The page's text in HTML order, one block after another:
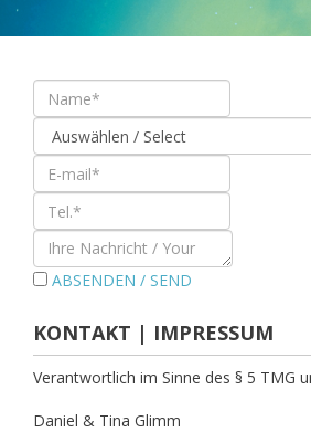
KONTAKTIERE UNS
ABSENDEN / SEND
KONTAKT | IMPRESSUM
Verantwortlich im Sinne des § 5 TMG
Daniel & Tina Glimm